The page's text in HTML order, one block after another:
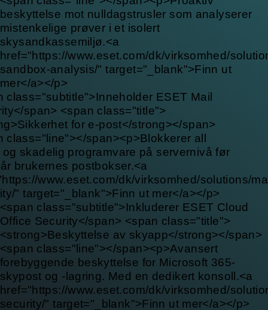
beskyttelse mot nulldagstrusler som analyserer
mistenkelige prøver i et isolert
skysandkassemiljø.<a
href="https://www.eset.com/dk/virksomhed/
sandbox-analysis/" target="_blank">Finn ut
mer</a></p>
class="subtitle">Inneholder ESET Mail
span> <span class="title">
for e-post</strong></span>
class="line"></span><p>Blokkerer all
og skadelig programvare på servernivå før
brukernes postbokser.<a
www.eset.com/dk/virksomhed/solutions/
" target="_blank">Finn ut mer</a></p>
<span class="subtitle">Inkluderer ESET Cloud
Office Security</span> <span class="title">
<strong>Beskyttelse av skyapp</strong></span>
<span class="line"></span><p>Avansert
forebyggende beskyttelse for Microsoft 365-
skypost og -lagring. Med en dedikert konsoll.<a
href="https://www.eset.com/dk/virksomhed/
security/" target="_blank">Finn ut mer</a></p>